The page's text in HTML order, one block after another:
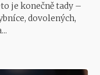
je konečně tady –
dovolených,